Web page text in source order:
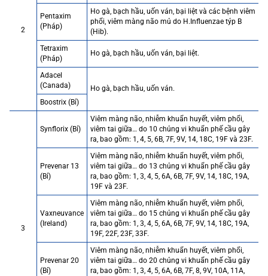
2
Pentaxim
(Pháp)
Ho gà, bạch hầu, uốn ván, bại liệt và các bệnh viêm
phổi, viêm màng não mủ do H.Influenzae týp B
(Hib).
Tetraxim
(Pháp)
Ho gà, bạch hầu, uốn ván, bại liệt.
Adacel
(Canada)
Ho gà, bạch hầu, uốn ván.
Boostrix (Bỉ)
3
Synflorix (Bỉ)
Viêm màng não, nhiễm khuẩn huyết, viêm phổi,
viêm tai giữa… do 10 chủng vi khuẩn phế cầu gây
ra, bao gồm: 1, 4, 5, 6B, 7F, 9V, 14, 18C, 19F và 23F.
Prevenar 13
(Bỉ)
Viêm màng não, nhiễm khuẩn huyết, viêm phổi,
viêm tai giữa… do 13 chủng vi khuẩn phế cầu gây
ra, bao gồm: 1, 3, 4, 5, 6A, 6B, 7F, 9V, 14, 18C, 19A,
19F và 23F.
Vaxneuvance
(Ireland)
Viêm màng não, nhiễm khuẩn huyết, viêm phổi,
viêm tai giữa… do 15 chủng vi khuẩn phế cầu gây
ra, bao gồm: 1, 3, 4, 5, 6A, 6B, 7F, 9V, 14, 18C, 19A,
19F, 22F, 23F, 33F.
Prevenar 20
(Bỉ)
Viêm màng não, nhiễm khuẩn huyết, viêm phổi,
viêm tai giữa… do 20 chủng vi khuẩn phế cầu gây
ra, bao gồm: 1, 3, 4, 5, 6A, 6B, 7F, 8, 9V, 10A, 11A,